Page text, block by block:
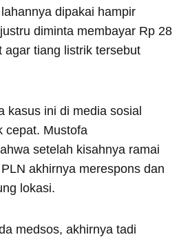
dipakai hampir
diminta membayar Rp 28
agar tiang listrik tersebut
kasus ini di media sosial
cepat. Mustofa
setelah kisahnya ramai
akhirnya merespons dan
lokasi.
medsos, akhirnya tadi